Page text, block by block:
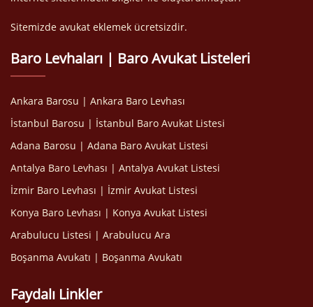
Sitemizde avukat eklemek ücretsizdir.
Baro Levhaları | Baro Avukat Listeleri
Ankara Barosu | Ankara Baro Levhası
İstanbul Barosu | İstanbul Baro Avukat Listesi
Adana Barosu | Adana Baro Avukat Listesi
Antalya Baro Levhası | Antalya Avukat Listesi
İzmir Baro Levhası | İzmir Avukat Listesi
Konya Baro Levhası | Konya Avukat Listesi
Arabulucu Listesi | Arabulucu Ara
Boşanma Avukatı | Boşanma Avukatı
Faydalı Linkler